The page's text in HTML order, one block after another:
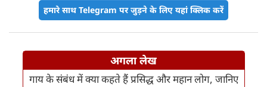
हमारे साथ Telegram पर जुड़ने के लिए यहां क्लिक करें
अगला लेख
गाय के संबंध में क्या कहते हैं प्रसिद्ध और महान लोग, जानिए